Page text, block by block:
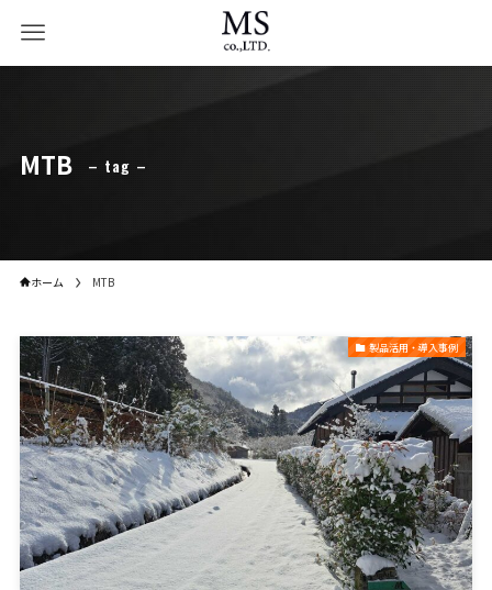
MTB – tag –
ホーム MTB
製品活用・導入事例